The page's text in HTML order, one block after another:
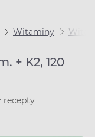
Witaminy
+ K2, 120
recepty